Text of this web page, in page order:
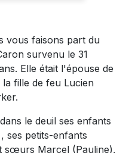
vous faisons part du
survenu le 31
Elle était l'épouse de
la fille de feu Lucien
le deuil ses enfants
ses petits-enfants
sœurs Marcel (Pauline),